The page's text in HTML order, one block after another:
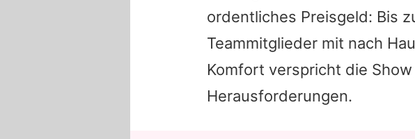
ordentliches Preisgeld: Bis
Teammitglieder mit nach
Komfort verspricht die
Herausforderungen.